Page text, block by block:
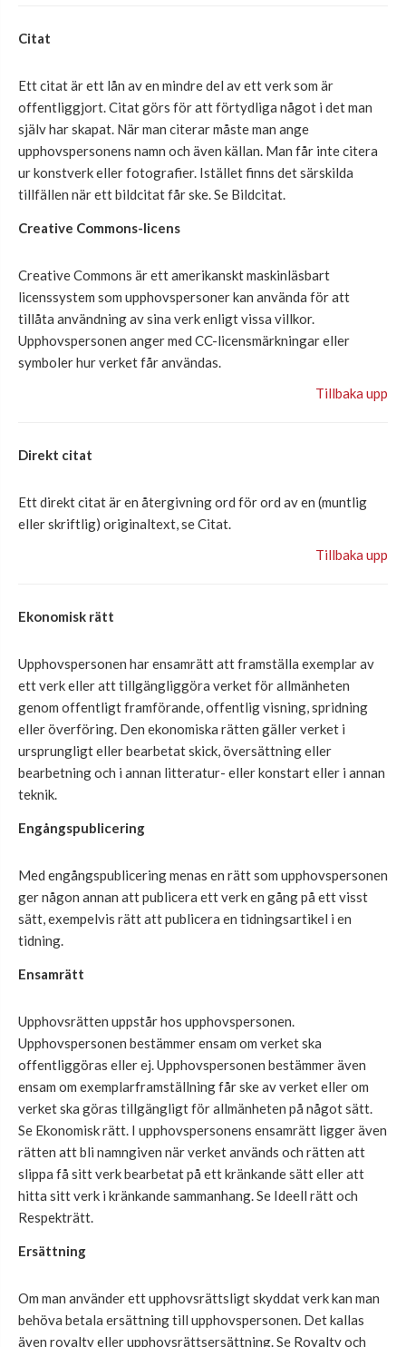
Citat
Ett citat är ett lån av en mindre del av ettverk som är
offentliggjort. Citatgörs för att förtydliga något i det man
själv har skapat. När man citerar måste man ange
upphovspersonens namn och även källan. Man får inte citera
ur konstverk eller fotografier. Istället finns det särskilda
tillfällen när ett bildcitat får ske. Se Bildcitat.
Creative Commons-licens
Creative Commons är ett amerikanskt maskinläsbart
licenssystem som upphovspersoner kan använda för att
tillåta användning av sina verk enligt vissa villkor.
Upphovspersonen anger med CC-licensmärkningar eller
symboler hur verket får användas.
Tillbaka upp
Direkt citat
Ett direkt citat är en återgivning ord för ord av en (muntlig
eller skriftlig) originaltext, se Citat.
Tillbaka upp
Ekonomisk rätt
Upphovspersonen har ensamrätt att framställa exemplar av
ett verk eller att tillgängliggöra verket för allmänheten
genom offentligt framförande, offentlig visning, spridning
eller överföring. Den ekonomiska rätten gäller verket i
ursprungligt eller bearbetat skick, översättning eller
bearbetning och i annan litteratur- eller konstart eller i annan
teknik.
Engångspublicering
Med engångspublicering menas en rätt som upphovspersonen
ger någon annan att publicera ett verk en gång på ett visst
sätt, exempelvis rätt att publicera en tidningsartikel i en
tidning.
Ensamrätt
Upphovsrätten uppstår hos upphovspersonen.
Upphovspersonen bestämmer ensam om verket ska
offentliggöras eller ej. Upphovspersonen bestämmer även
ensam om exemplarframställning får ske av verket eller om
verket ska göras tillgängligt för allmänheten på något sätt.
Se Ekonomisk rätt. I upphovspersonens ensamrätt ligger även
rätten att bli namngiven när verket används och rätten att
slippa få sitt verk bearbetat på ett kränkande sätt eller att
hitta sitt verk i kränkande sammanhang. Se Ideell rätt och
Respekträtt.
Ersättning
Om man använder ett upphovsrättsligt skyddat verk kan man
behöva betala ersättning till upphovspersonen. Det kallas
även royalty eller upphovsrättsersättning. Se Royalty och